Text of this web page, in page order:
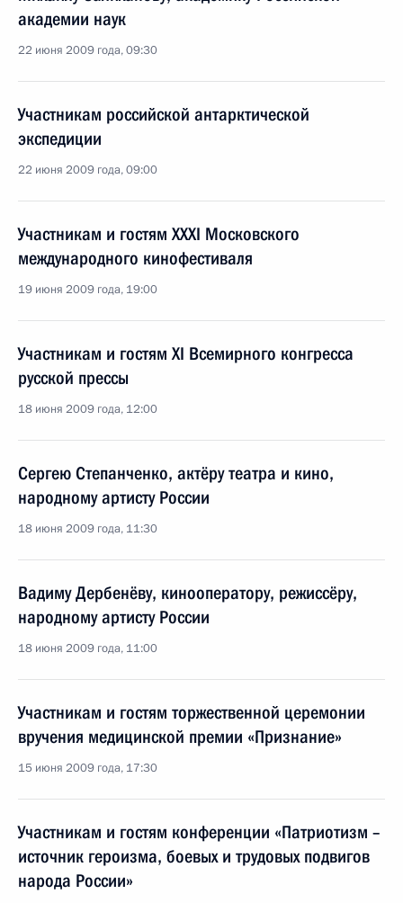
академии наук
22 июня 2009 года, 09:30
Участникам российской антарктической
экспедиции
22 июня 2009 года, 09:00
Участникам и гостям XXXI Московского
международного кинофестиваля
19 июня 2009 года, 19:00
Участникам и гостям XI Всемирного конгресса
русской прессы
18 июня 2009 года, 12:00
Сергею Степанченко, актёру театра и кино,
народному артисту России
18 июня 2009 года, 11:30
Вадиму Дербенёву, кинооператору, режиссёру,
народному артисту России
18 июня 2009 года, 11:00
Участникам и гостям торжественной церемонии
вручения медицинской премии «Признание»
15 июня 2009 года, 17:30
Участникам и гостям конференции «Патриотизм –
источник героизма, боевых и трудовых подвигов
народа России»